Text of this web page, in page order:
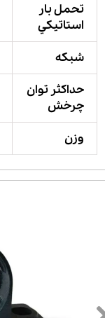
تحمل بار
استاتيكي
شبکه
حداکثر توان
چرخش
وزن